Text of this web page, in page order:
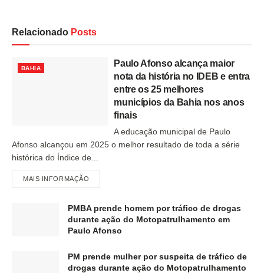
Relacionado Posts
BAHIA
Paulo Afonso alcança maior
nota da história no IDEB e entra
entre os 25 melhores
municípios da Bahia nos anos
finais
A educação municipal de Paulo
Afonso alcançou em 2025 o melhor resultado de toda a série
histórica do Índice de...
MAIS INFORMAÇÃO
PMBA prende homem por tráfico de drogas
durante ação do Motopatrulhamento em
Paulo Afonso
PM prende mulher por suspeita de tráfico de
drogas durante ação do Motopatrulhamento